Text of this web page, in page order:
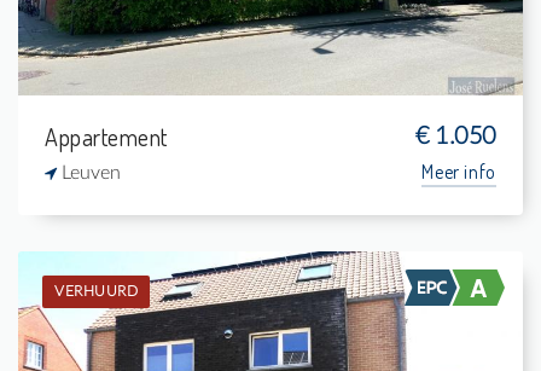
Appartement € 1.050
Leuven Meer info
VERHUURD